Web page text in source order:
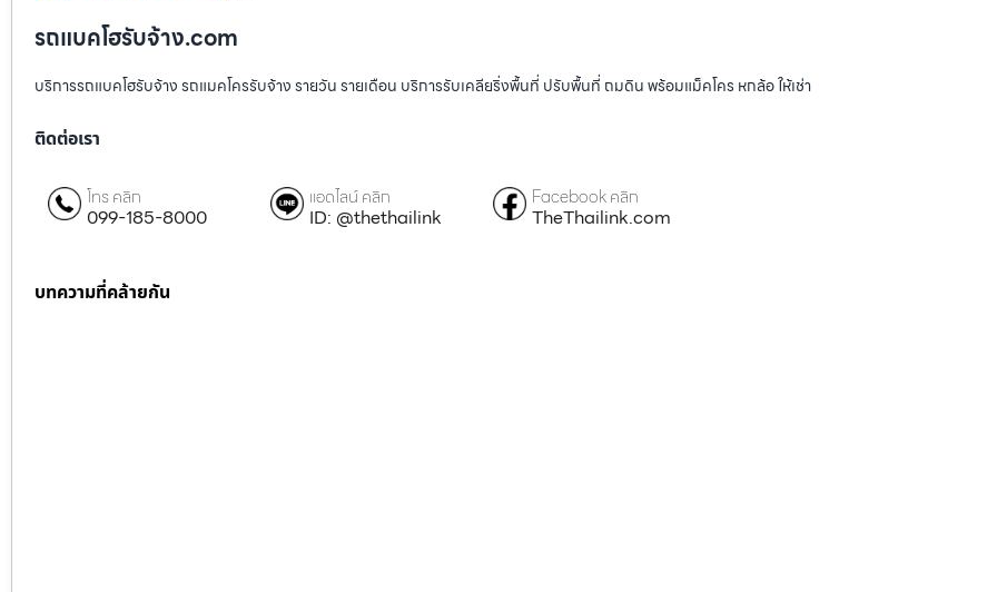
รถแบคโฮรับจ้าง.com
บริการรถแบคโฮรับจ้าง รถแมคโครรับจ้าง รายวัน รายเดือน บริการรับเคลียริ่งพื้นที่ ปรับพื้นที่ ถมดิน พร้อมแม็คโคร หกล้อ ให้เช่า
ติดต่อเรา
โทร คลิก
099-185-8000
แอดไลน์ คลิก
ID: @thethailink
Facebook คลิก
TheThailink.com
บทความที่คล้ายกัน